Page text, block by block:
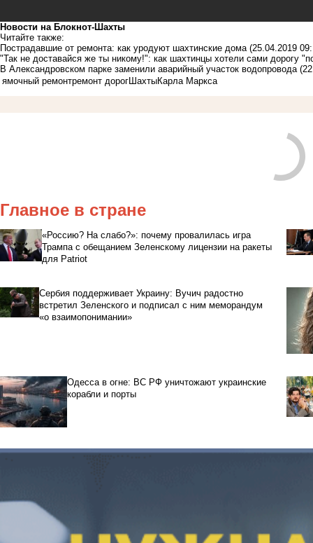
Новости на Блoкнoт-Шахты
Читайте также:
Пострадавшие от ремонта: как уродуют шахтинские дома (25.04.2019
"Так не доставайся же ты никому!": как шахтинцы хотели сами дорогу
В Александровском парке заменили аварийный участок водопровода
ямочный ремонтремонт дорогШахтыКарла Маркса
Главное в стране
«Россию? На слабо?»: почему провалилась игра
Трампа с обещанием Зеленскому лицензии на ракеты
для Patriot
Сербия поддерживает Украину: Вучич радостно
встретил Зеленского и подписал с ним меморандум
«о взаимопонимании»
Одесса в огне: ВС РФ уничтожают украинские
корабли и порты